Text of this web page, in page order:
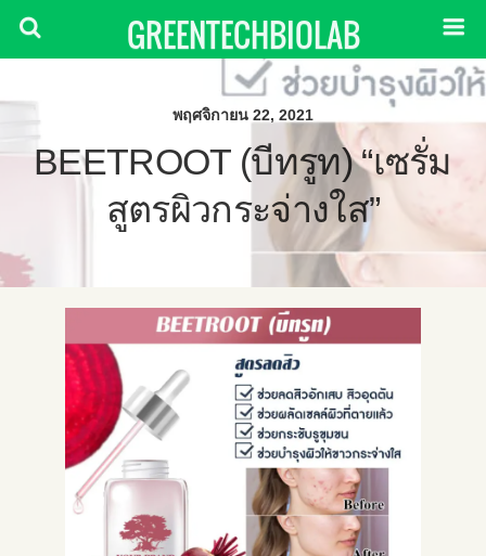
GREENTECHBIOLAB
พฤศจิกายน 22, 2021
BEETROOT (บีทรูท) “เซรั่ม
สูตรผิวกระจ่างใส”